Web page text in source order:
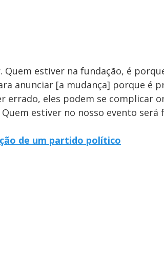
estiver na fundação, é
anunciar [a mudança] porque é
errado, eles podem se complicar
estiver no nosso evento será
de um partido político